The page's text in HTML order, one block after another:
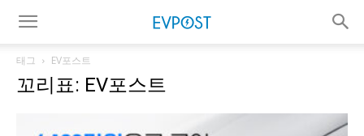
태그 EV포스트
꼬리표: EV포스트